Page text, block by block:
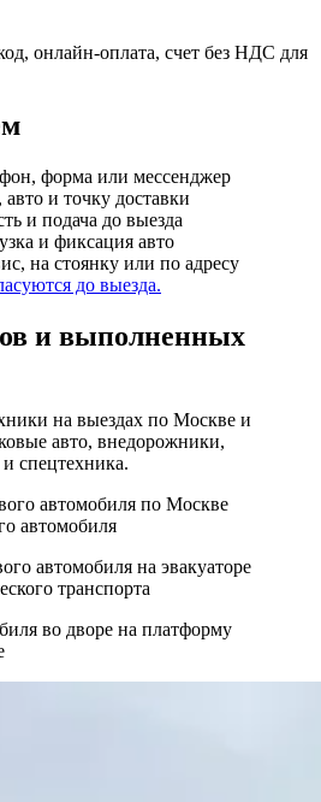
онлайн-оплата, счет без НДС для
форма или мессенджер
авто и точку доставки
и подача до выезда
и фиксация авто
на стоянку или по адресу
до выезда.
и выполненных
на выездах по Москве и
авто, внедорожники,
спецтехника.
автомобиля
транспорта